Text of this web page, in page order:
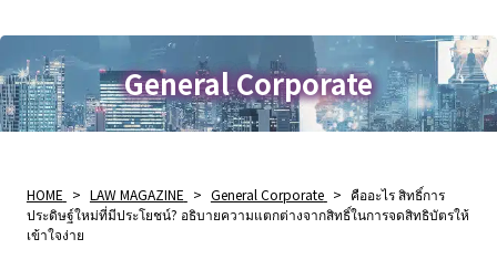
General Corporate
HOME > LAW MAGAZINE > General Corporate > คืออะไร สิทธิ์การ
ประดิษฐ์ใหม่ที่มีประโยชน์? อธิบายความแตกต่างจากสิทธิ์ในการจดสิทธิบัตรให้
เข้าใจง่าย